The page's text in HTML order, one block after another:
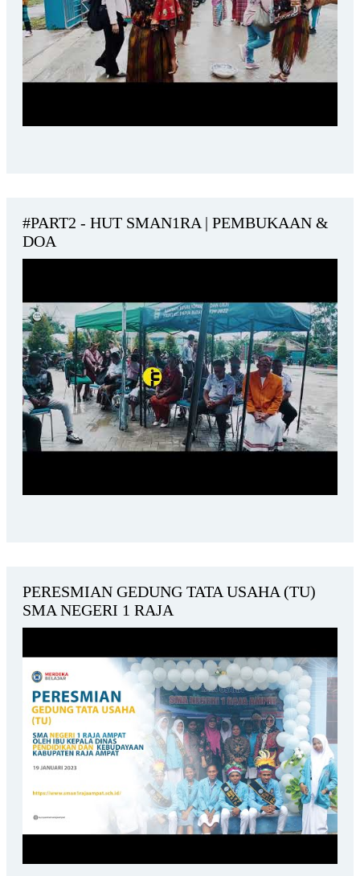
#PART2 - HUT SMAN1RA | PEMBUKAAN &
DOA
PERESMIAN GEDUNG TATA USAHA (TU)
SMA NEGERI 1 RAJA